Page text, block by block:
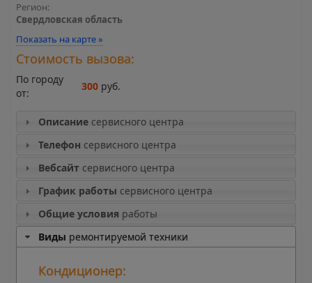
Регион:
Свердловская область
Показать на карте »
Стоимость вызова:
По городу
от:
300 руб.
Описаниесервисного центра
Телефон сервисного центра
Вебсайтсервисного центра
График работы сервисного центра
Общие условия работы
Виды ремонтируемой техники
Кондиционер: